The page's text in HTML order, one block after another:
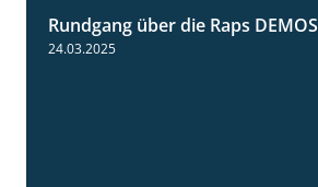
Rundgang über die Raps DEMOS
24.03.2025